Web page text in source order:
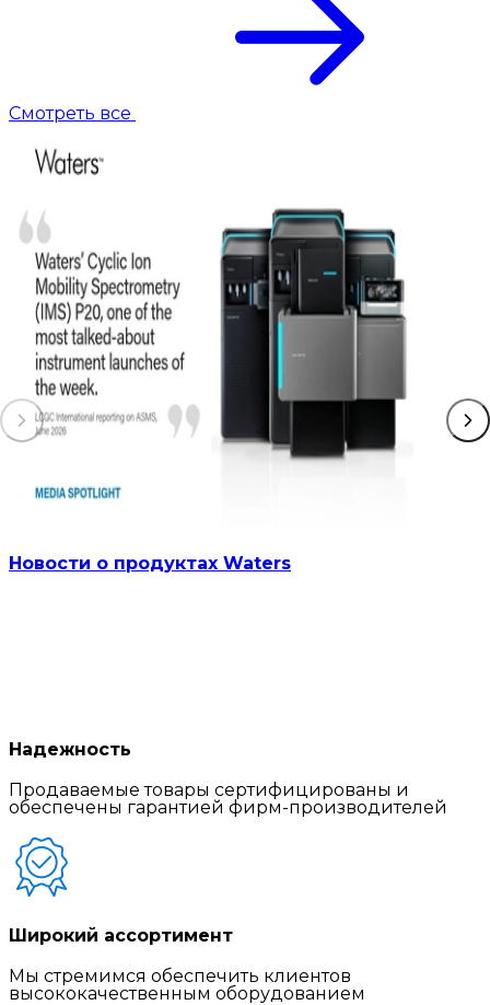
Смотреть все
Новости о продуктах Waters
Надежность
Продаваемые товары сертифицированы и
обеспечены гарантией фирм-производителей
Широкий ассортимент
Мы стремимся обеспечить клиентов
высококачественным оборудованием